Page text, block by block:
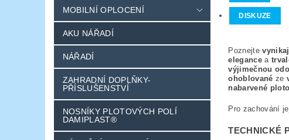
MOBILNÍ OPLOCENÍ
AKU NÁŘADÍ
NÁŘADÍ
ZAHRADNÍ DOPLŇKY-
PŘÍSLUŠENSTVÍ
NOSNÍKY PLOTOVÝCH POLÍ
DAMIPLAST®
DISKUZE
Poznejte
elegancea
výjimečnou
ohoblované ze
nabarvené
Pro zachování
TECHNICKÉ